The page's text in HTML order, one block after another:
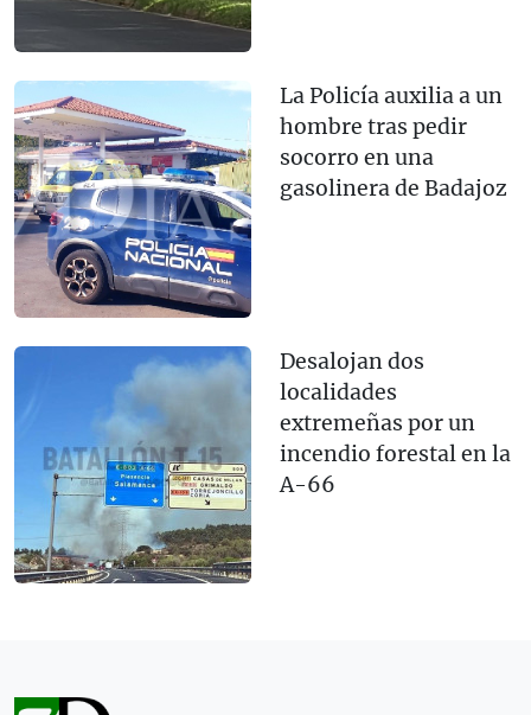
La Policía auxilia a un
hombre tras pedir
socorro en una
gasolinera de Badajoz
Desalojan dos
localidades
extremeñas por un
incendio forestal en la
A-66